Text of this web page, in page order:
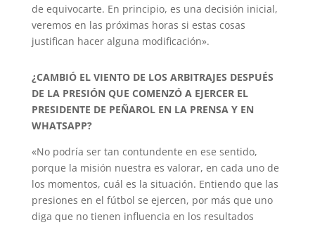
de equivocarte. En principio, es una decisión inicial,
veremos en las próximas horas si estas cosas
justifican hacer alguna modificación».
¿CAMBIÓ EL VIENTO DE LOS ARBITRAJES DESPUÉS
DE LA PRESIÓN QUE COMENZÓ A EJERCER EL
PRESIDENTE DE PEÑAROL EN LA PRENSA Y EN
WHATSAPP?
«No podría ser tan contundente en ese sentido,
porque la misión nuestra es valorar, en cada uno de
los momentos, cuál es la situación. Entiendo que las
presiones en el fútbol se ejercen, por más que uno
diga que no tienen influencia en los resultados